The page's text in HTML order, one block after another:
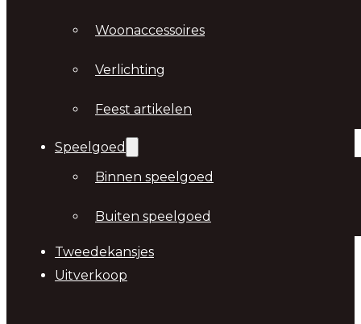
Woonaccessoires
Verlichting
Feest artikelen
Speelgoed
Binnen speelgoed
Buiten speelgoed
Tweedekansjes
Uitverkoop